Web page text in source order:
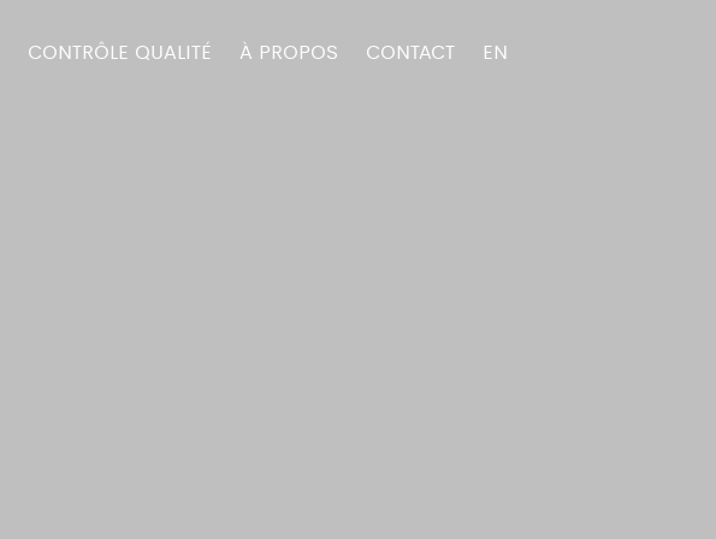
CONTRÔLE QUALITÉ À PROPOS CONTACT EN